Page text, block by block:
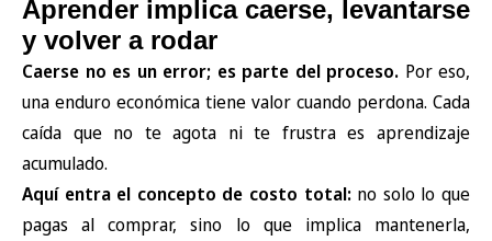
Aprender implica caerse, levantarse
y volver a rodar
Caerse no es un error; es parte del proceso. Por eso,
una enduro económica tiene valor cuando perdona. Cada
caída que no te agota ni te frustra es aprendizaje
acumulado.
Aquí entra el concepto de costo total:no solo lo que
pagas al comprar, sino lo que implica mantenerla,